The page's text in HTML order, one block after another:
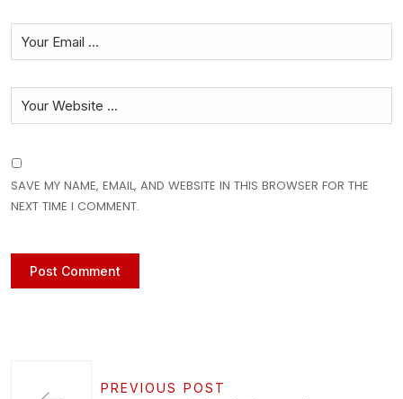
SAVE MY NAME, EMAIL, AND WEBSITE IN THIS BROWSER FOR THE
NEXT TIME I COMMENT.
PREVIOUS POST